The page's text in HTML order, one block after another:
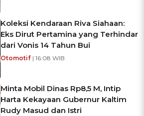
Koleksi Kendaraan Riva Siahaan:
Eks Dirut Pertamina yang Terhindar
dari Vonis 14 Tahun Bui
Otomotif | 16:08 WIB
Minta Mobil Dinas Rp8,5 M, Intip
Harta Kekayaan Gubernur Kaltim
Rudy Masud dan Istri